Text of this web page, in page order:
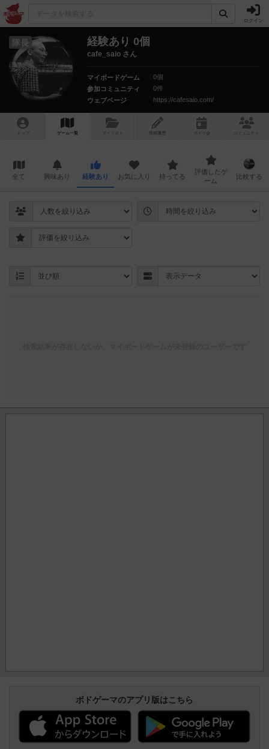
ログイン
隊長 経験あり 0個
cafe_saio さん
マイボードゲーム
0個
参加コミュニティ
0件
ウェブページ
https://cafesaio.com/
トップ ゲーム一覧 マイリスト 投稿履歴 ボ ドゲ コミュニティ
全て 興味あり 経験あり お気に入り 持ってる
評価したゲ
ーム
比較する
ボドゲーマのアプリ版はこちら